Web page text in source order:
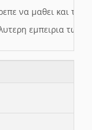
να μαθει και το
εμπειρια